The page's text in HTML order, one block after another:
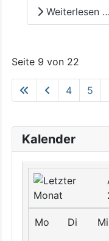
Kalender
Mo Di Mi
Weiterlesen …
Seite 9 von 22
4 5